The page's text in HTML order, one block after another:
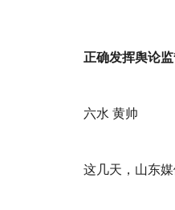
正确发挥舆论
六水 黄帅
这几天，山东媒